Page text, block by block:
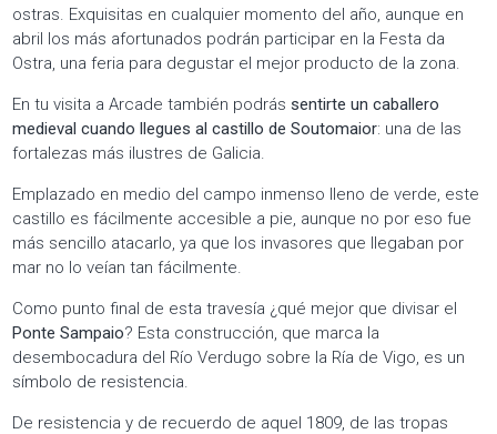
ostras. Exquisitas en cualquier momento del año, aunque en
abril los más afortunados podrán participar en la Festa da
Ostra, una feria para degustar el mejor producto de la zona.
En tu visita a Arcade también podrássentirte un caballero
medieval cuando llegues al castillo de Soutomaior: una de las
fortalezas más ilustres de Galicia.
Emplazado en medio del campo inmenso lleno de verde, este
castillo es fácilmente accesible a pie, aunque no por eso fue
más sencillo atacarlo, ya que los invasores que llegaban por
mar no lo veían tan fácilmente.
Como punto final de esta travesía ¿qué mejor que divisar el
Ponte Sampaio? Esta construcción, que marca la
desembocadura del Río Verdugo sobre la Ría de Vigo, es un
símbolo de resistencia.
De resistencia y de recuerdo de aquel 1809, de las tropas